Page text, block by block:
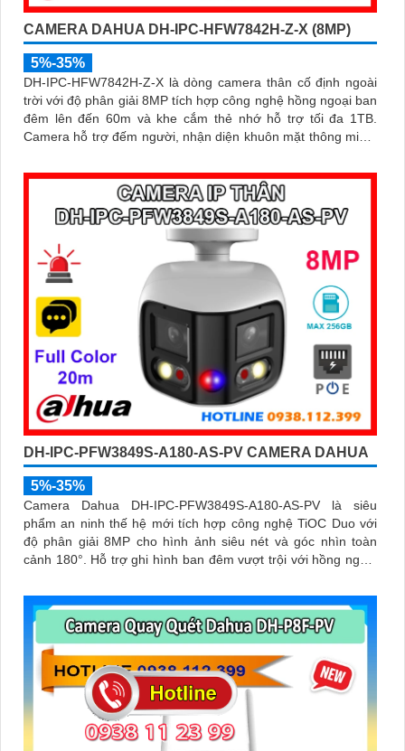
CAMERA DAHUA DH-IPC-HFW7842H-Z-X (8MP)
5%-35%
DH-IPC-HFW7842H-Z-X là dòng camera thân cố định ngoài
trời với độ phân giải 8MP tích hợp công nghệ hồng ngoại ban
đêm lên đến 60m và khe cắm thẻ nhớ hỗ trợ tối đa 1TB.
Camera hỗ trợ đếm người, nhận diện khuôn mặt thông minh,
cho các khu vực giám sát ngoài trời, hỗ trợ tính năng quản lý
chỗ đỗ xe hiệu quả cho các bãi giữ xe
DH-IPC-PFW3849S-A180-AS-PV CAMERA DAHUA
5%-35%
Camera Dahua DH-IPC-PFW3849S-A180-AS-PV là siêu
phẩm an ninh thế hệ mới tích hợp công nghệ TiOC Duo với
độ phân giải 8MP cho hình ảnh siêu nét và góc nhìn toàn
cảnh 180°. Hỗ trợ ghi hình ban đêm vượt trội với hồng ngoại
cắm thẻ nhớ 256GB đáp ứng nhu cầu lưu trữ dài hạn, thiết kế
chuẩn IP67 chống bụi nước, cấp nguồn POE